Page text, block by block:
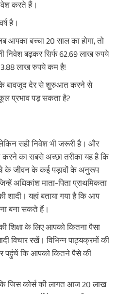
करते हैं।
है।
बच्चा 20 साल का होगा, तो
बढ़कर सिर्फ 62.69 लाख रुपये
लाख रुपये कम है!
बावजूद देर से शुरुआत करने से
प्रभाव पड़ सकता है?
सही निवेश भी जरूरी है। और
का सबसे अच्छा तरीका यह है कि
के जीवन के कई पड़ावों के अनुरूप
अधिकांश माता-पिता प्राथमिकता
शादी। यहां बताया गया है कि आप
बना सकते हैं।
शिक्षा के लिए आपको कितना पैसा
विचार रखें। विभिन्न पाठ्यक्रमों की
पहुंचें कि आपको कितने पैसे की
जिस कोर्स की लागत आज 20 लाख